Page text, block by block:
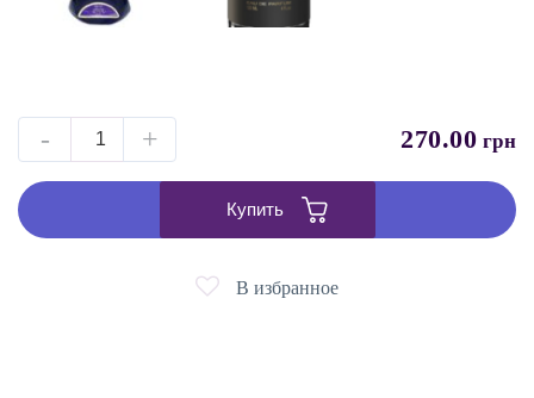
- + 270.00 грн
Купить
В избранное